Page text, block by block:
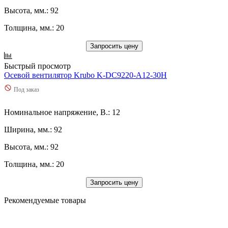
Высота, мм.: 92
Толщина, мм.: 20
Запросить цену
Быстрый просмотр
Осевой вентилятор Krubo K-DC9220-A12-30H
Под заказ
Номинальное напряжение, В.: 12
Ширина, мм.: 92
Высота, мм.: 92
Толщина, мм.: 20
Запросить цену
Рекомендуемые товары